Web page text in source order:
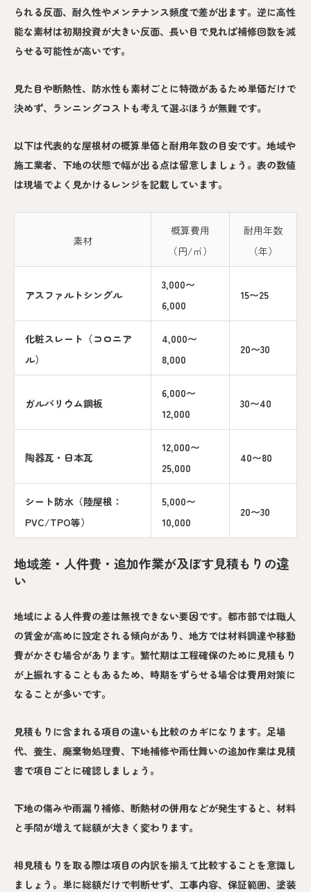
られる反面、耐久性やメンテナンス頻度で差が出ます。逆に高性
能な素材は初期投資が大きい反面、長い目で見れば補修回数を減
らせる可能性が高いです。
見た目や断熱性、防水性も素材ごとに特徴があるため単価だけで
決めず、ランニングコストも考えて選ぶほうが無難です。
以下は代表的な屋根材の概算単価と耐用年数の目安です。地域や
施工業者、下地の状態で幅が出る点は留意しましょう。表の数値
は現場でよく見かけるレンジを記載しています。
素材
概算費用
（円/㎡）
耐用年数
（年）
アスファルトシングル
3,000〜
6,000
15〜25
化粧スレート（コロニア
ル）
4,000〜
8,000
20〜30
ガルバリウム鋼板
6,000〜
12,000
30〜40
陶器瓦・日本瓦
12,000〜
25,000
40〜80
シート防水（陸屋根：
PVC/TPO等）
5,000〜
10,000
20〜30
地域差・人件費・追加作業が及ぼす見積もりの違
い
地域による人件費の差は無視できない要因です。都市部では職人
の賃金が高めに設定される傾向があり、地方では材料調達や移動
費がかさむ場合があります。繁忙期は工程確保のために見積もり
が上振れすることもあるため、時期をずらせる場合は費用対策に
なることが多いです。
見積もりに含まれる項目の違いも比較のカギになります。足場
代、養生、廃棄物処理費、下地補修や雨仕舞いの追加作業は見積
書で項目ごとに確認しましょう。
下地の傷みや雨漏り補修、断熱材の併用などが発生すると、材料
と手間が増えて総額が大きく変わります。
相見積もりを取る際は項目の内訳を揃えて比較することを意識し
ましょう。単に総額だけで判断せず、工事内容、保証範囲、塗装